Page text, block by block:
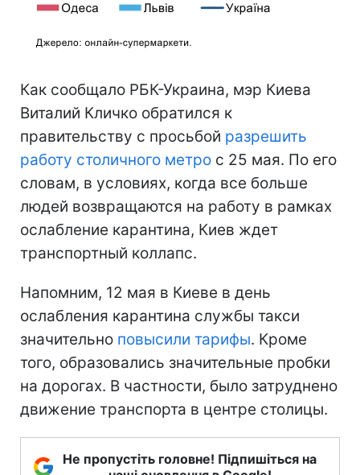
Как сообщало РБК-Украина, мэр Киева
Виталий Кличко обратился к
правительству с просьбой разрешить
работу столичного метро с 25 мая. По его
словам, в условиях, когда все больше
людей возвращаются на работу в рамках
ослабление карантина, Киев ждет
транспортный коллапс.
Напомним, 12 мая в Киеве в день
ослабления карантина службы такси
значительно повысили тарифы. Кроме
того, образовались значительные пробки
на дорогах. В частности, было затруднено
движение транспорта в центре столицы.
Не пропустіть головне! Підпишіться на